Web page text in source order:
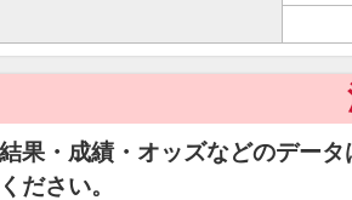
結果・成績・オッズなどのデー
ください。